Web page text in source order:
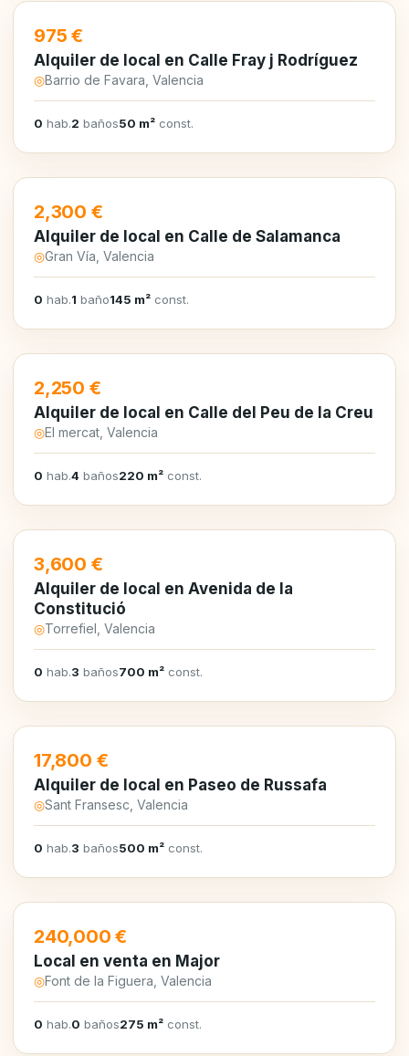
EN ALQUILER
975 €
Alquiler de local en Calle Fray j Rodríguez
◎Barrio de Favara, Valencia
0 hab.2 baños50 m² const.
EN ALQUILER
2,300 €
Alquiler de local en Calle de Salamanca
◎Gran Vía, Valencia
0 hab.1 baño145 m² const.
EN ALQUILER
2,250 €
Alquiler de local en Calle del Peu de la Creu
◎El mercat, Valencia
0 hab.4 baños220 m² const.
EN ALQUILER
3,600 €
Alquiler de local en Avenida de la
Constitució
◎Torrefiel, Valencia
0 hab.3 baños700 m² const.
EN ALQUILER
17,800 €
Alquiler de local en Paseo de Russafa
◎Sant Fransesc, Valencia
0 hab.3 baños500 m² const.
EN VENTA
240,000 €
Local en venta en Major
◎Font de la Figuera, Valencia
0 hab.0 baños275 m² const.